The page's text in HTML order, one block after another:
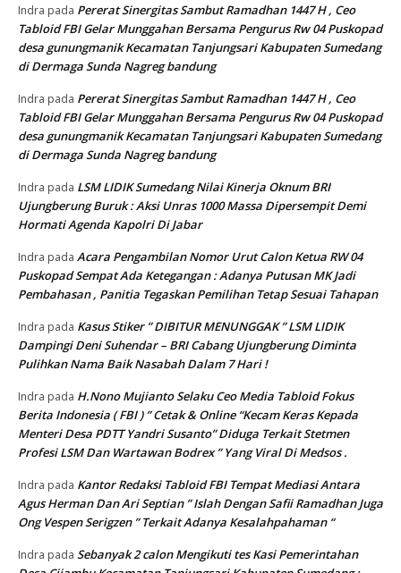
Indra pada Pererat Sinergitas Sambut Ramadhan 1447 H , Ceo
Tabloid FBI Gelar Munggahan Bersama Pengurus Rw 04 Puskopad
desa gunungmanik Kecamatan Tanjungsari Kabupaten Sumedang
di Dermaga Sunda Nagreg bandung
Indra pada Pererat Sinergitas Sambut Ramadhan 1447 H , Ceo
Tabloid FBI Gelar Munggahan Bersama Pengurus Rw 04 Puskopad
desa gunungmanik Kecamatan Tanjungsari Kabupaten Sumedang
di Dermaga Sunda Nagreg bandung
Indra pada LSM LIDIK Sumedang Nilai Kinerja Oknum BRI
Ujungberung Buruk : Aksi Unras 1000 Massa Dipersempit Demi
Hormati Agenda Kapolri Di Jabar
Indra pada Acara Pengambilan Nomor Urut Calon Ketua RW 04
Puskopad Sempat Ada Ketegangan : Adanya Putusan MK Jadi
Pembahasan , Panitia Tegaskan Pemilihan Tetap Sesuai Tahapan
Indra pada Kasus Stiker ” DIBITUR MENUNGGAK ” LSM LIDIK
Dampingi Deni Suhendar – BRI Cabang Ujungberung Diminta
Pulihkan Nama Baik Nasabah Dalam 7 Hari !
Indra pada H.Nono Mujianto Selaku Ceo Media Tabloid Fokus
Berita Indonesia ( FBI ) ” Cetak & Online “Kecam Keras Kepada
Menteri Desa PDTT Yandri Susanto” Diduga Terkait Stetmen
Profesi LSM Dan Wartawan Bodrex ” Yang Viral Di Medsos .
Indra pada Kantor Redaksi Tabloid FBI Tempat Mediasi Antara
Agus Herman Dan Ari Septian ” Islah Dengan Safii Ramadhan Juga
Ong Vespen Serigzen ” Terkait Adanya Kesalahpahaman “
Indra pada Sebanyak 2 calon Mengikuti tes Kasi Pemerintahan